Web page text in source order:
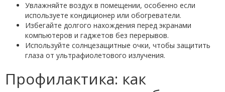
Увлажняйте воздух в помещении, особенно если
используете кондиционер или обогреватели.
Избегайте долгого нахождения перед экранами
компьютеров и гаджетов без перерывов.
Используйте солнцезащитные очки, чтобы защитить
глаза от ультрафиолетового излучения.
Профилактика: как